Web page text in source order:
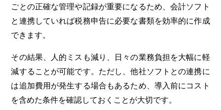
ごとの正確な管理や記録が重要になるため、会計ソフト
と連携していれば税務申告に必要な書類を効率的に作成
できます。
その結果、人的ミスも減り、日々の業務負担を大幅に軽
減することが可能です。ただし、他社ソフトとの連携に
は追加費用が発生する場合もあるため、導入前にコスト
を含めた条件を確認しておくことが大切です。